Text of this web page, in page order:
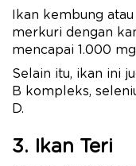
Ikan kembung
merkuri dengan
mencapai 1.000
Selain itu, ikan ini
B kompleks,
D.
3. Ikan Teri